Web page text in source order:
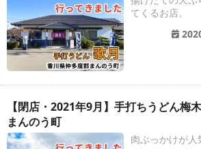
てくるお店。
【閉店・2021年9月】手打ちうどん梅
まんのう町
肉ぶっかけが人